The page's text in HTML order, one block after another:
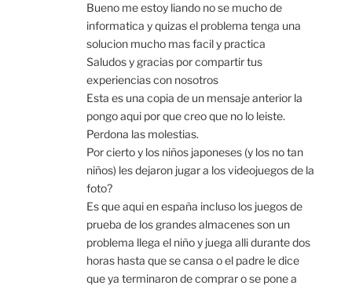
Bueno me estoy liando no se mucho de
informatica y quizas el problema tenga una
solucion mucho mas facil y practica
Saludos y gracias por compartir tus
experiencias con nosotros
Esta es una copia de un mensaje anterior la
pongo aqui por que creo que no lo leiste.
Perdona las molestias.
Por cierto y los niños japoneses (y los no tan
niños) les dejaron jugar a los videojuegos de la
foto?
Es que aqui en españa incluso los juegos de
prueba de los grandes almacenes son un
problema llega el niño y juega alli durante dos
horas hasta que se cansa o el padre le dice
que ya terminaron de comprar o se pone a